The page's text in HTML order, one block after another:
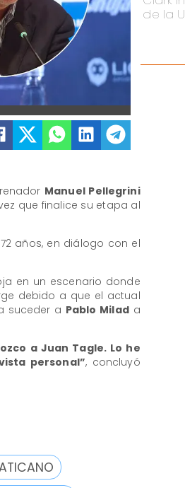
de la
Manuel Pellegrini
que finalice su etapa al
años, en diálogo con el
en un escenario donde
debido a que el actual
suceder a Pablo Milada
a Juan Tagle. Lo he
personal”, concluyó